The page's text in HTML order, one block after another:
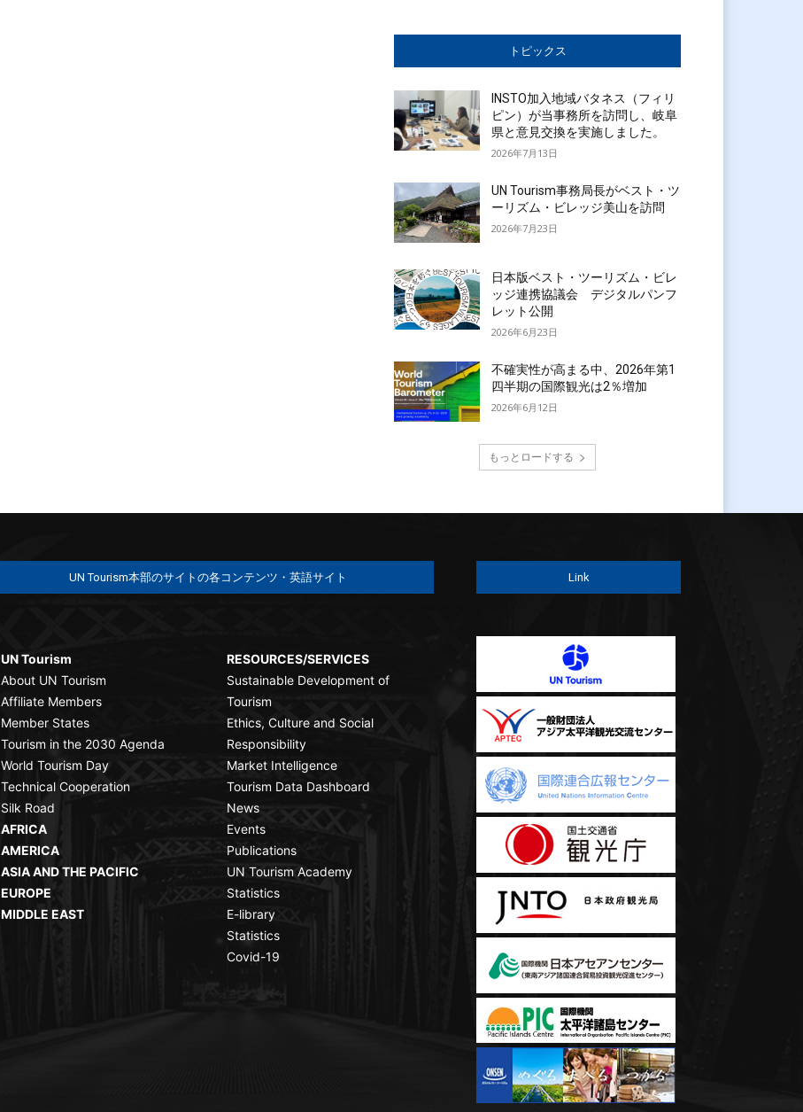
トピックス
INSTO加入地域バタネス（フィリ
ピン）が当事務所を訪問し、岐阜
県と意見交換を実施しました。
2026年7月13日
UN Tourism事務局長がベスト・ツ
ーリズム・ビレッジ美山を訪問
2026年7月23日
日本版ベスト・ツーリズム・ビレ
ッジ連携協議会 デジタルパンフ
レット公開
2026年6月23日
不確実性が高まる中、2026年第1
四半期の国際観光は2％増加
2026年6月12日
もっとロードする
UN Tourism本部のサイトの各コンテンツ・英語サイト
UN Tourism
About UN Tourism
Affiliate Members
Member States
Tourism in the 2030 Agenda
World Tourism Day
Technical Cooperation
Silk Road
AFRICA
AMERICA
ASIA AND THE PACIFIC
EUROPE
MIDDLE EAST
RESOURCES/SERVICES
Sustainable Development of
Tourism
Ethics, Culture and Social
Responsibility
Market Intelligence
Tourism Data Dashboard
News
Events
Publications
UN Tourism Academy
Statistics
E-library
Statistics
Covid-19
Link